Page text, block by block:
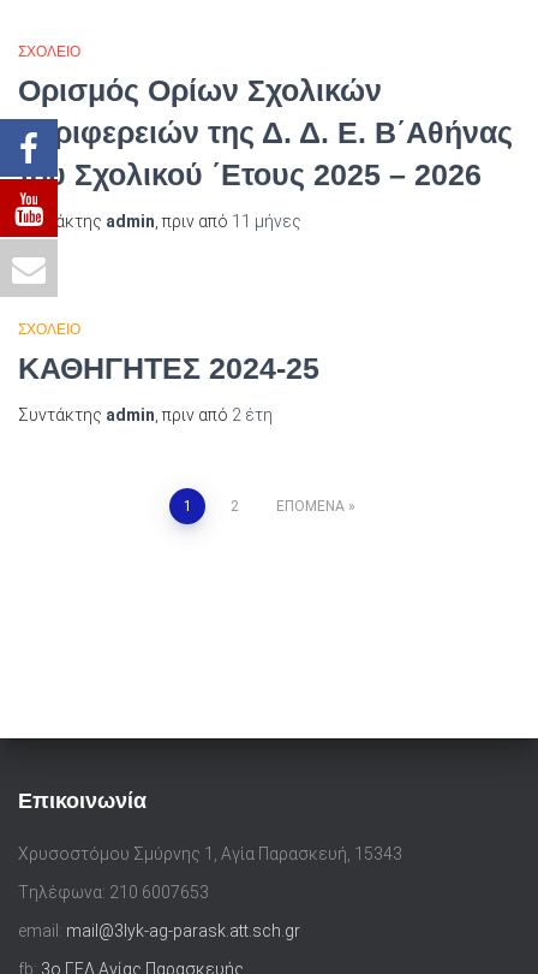
ΣΧΟΛΕΙΟ
Ορισμός Ορίων Σχολικών
Περιφερειών της Δ. Δ. Ε. Β΄Αθήνας
του Σχολικού ΄Ετους 2025 – 2026
Συντάκτης admin, πριν από 11 μήνες
ΣΧΟΛΕΙΟ
ΚΑΘΗΓΗΤΕΣ 2024-25
Συντάκτης admin, πριν από 2 έτη
Σελιδοποίηση
1 2 ΕΠΌΜΕΝΑ
Επικοινωνία
Χρυσοστόμου Σμύρνης 1, Αγία Παρασκευή, 15343
Tηλέφωνα: 210 6007653
email: mail@3lyk-ag-parask.att.sch.gr
fb: 3ο ΓΕΛ Αγίας Παρασκευής